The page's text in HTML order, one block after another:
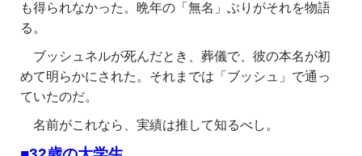
も得られなかった。晩年の「無名」ぶりがそれを物語
る。
ブッシュネルが死んだとき、葬儀で、彼の本名が初
めて明らかにされた。それまでは「ブッシュ」で通っ
ていたのだ。
名前がこれなら、実績は推して知るべし。